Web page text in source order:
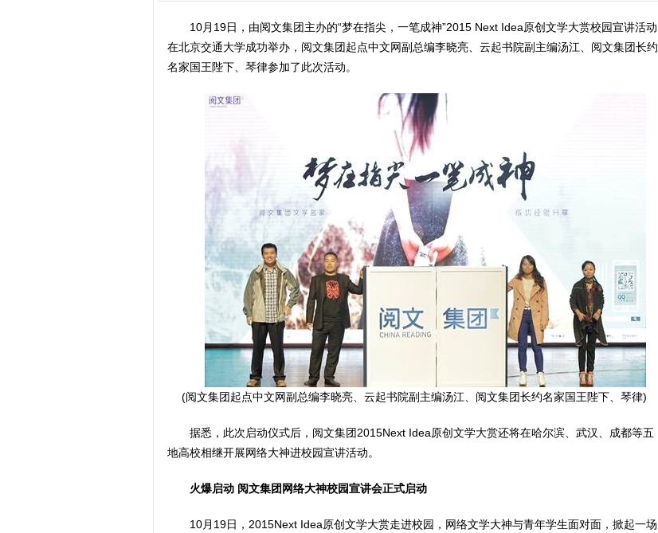
10月19日，由阅文集团主办的“梦在指尖，一笔成神”2015 Next Idea原创文学大赏校园宣讲活动
在北京交通大学成功举办，阅文集团起点中文网副总编李晓亮、云起书院副主编汤江、阅文集团长约
名家国王陛下、琴律参加了此次活动。
(阅文集团起点中文网副总编李晓亮、云起书院副主编汤江、阅文集团长约名家国王陛下、琴律)
据悉，此次启动仪式后，阅文集团2015Next Idea原创文学大赏还将在哈尔滨、武汉、成都等五
地高校相继开展网络大神进校园宣讲活动。
火爆启动 阅文集团网络大神校园宣讲会正式启动
10月19日，2015Next Idea原创文学大赏走进校园，网络文学大神与青年学生面对面，掀起一场